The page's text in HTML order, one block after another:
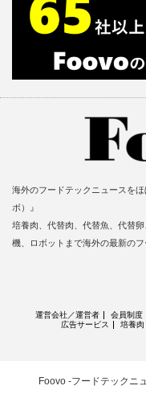
海外のフードテックニュースを
ボ）』
培養肉、代替肉、代替魚、代替
機、ロボットまで海外の最新の
運営会社／運営者 会員制度
広告サービス
培養肉
Foovo -フードテックニ